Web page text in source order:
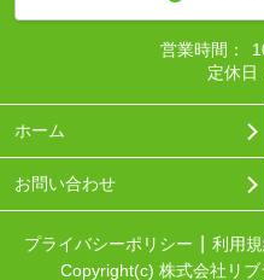
営業時間：
定休日
ホーム
お問い合わせ
プライバシーポリシー 利用
Copyright(c) 株式会社リ